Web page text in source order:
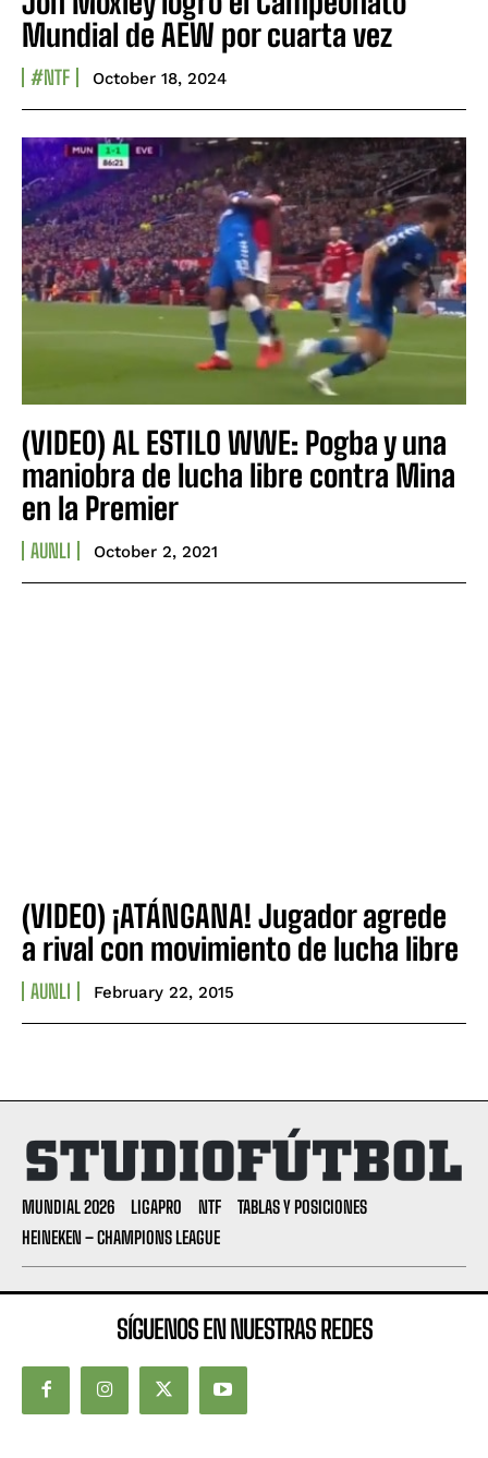
Mundial de AEW por cuarta vez
#NTF October 18, 2024
(VIDEO) AL ESTILO WWE: Pogba y una
maniobra de lucha libre contra Mina
en la Premier
AUNLI October 2, 2021
(VIDEO) ¡ATÁNGANA! Jugador agrede
a rival con movimiento de lucha libre
AUNLI February 22, 2015
MUNDIAL 2026 LIGAPRO NTF
TABLAS Y POSICIONES
HEINEKEN – CHAMPIONS LEAGUE
SÍGUENOS EN NUESTRAS REDES